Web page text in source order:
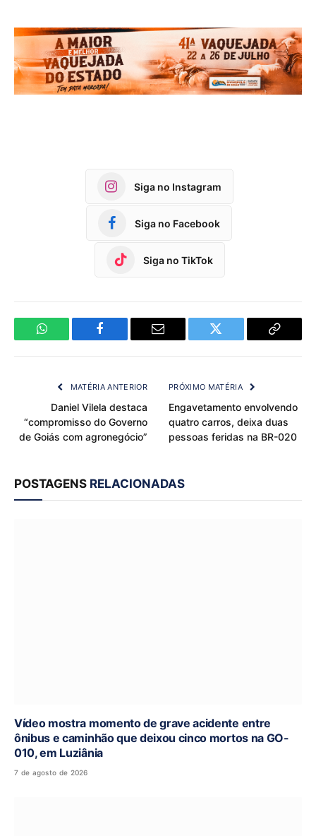
Siga no Instagram
Siga no Facebook
Siga no TikTok
WhatsApp Facebook Email Twitter
Copy
MATÉRIA ANTERIOR
Daniel Vilela destaca
“compromisso do Governo
de Goiás com agronegócio”
PRÓXIMO MATÉRIA
Engavetamento envolvendo
quatro carros, deixa duas
pessoas feridas na BR-020
POSTAGENS RELACIONADAS
Vídeo mostra momento de grave acidente entre
ônibus e caminhão que deixou cinco mortos na GO-
010, em Luziânia
7 de agosto de 2026